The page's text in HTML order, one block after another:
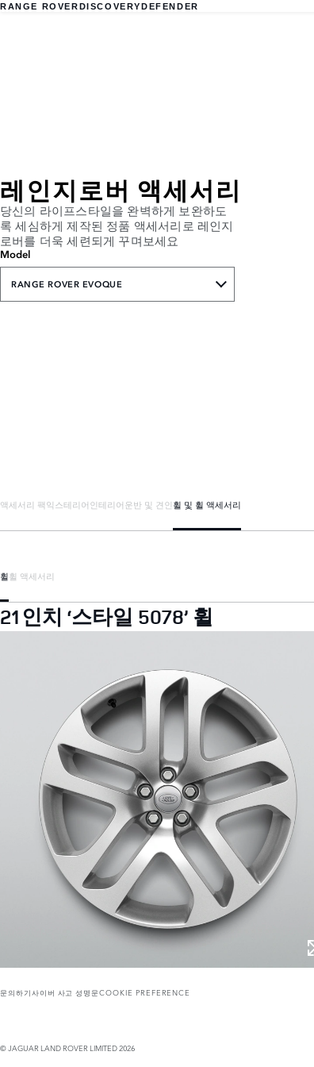
RANGE ROVERDISCOVERYDEFENDER
레인지로버 액세서리
당신의 라이프스타일을 완벽하게 보완하도
록 세심하게 제작된 정품 액세서리로 레인지
로버를 더욱 세련되게 꾸며보세요
Model
RANGE ROVER EVOQUE
액세서리 팩익스테리어인테리어운반 및 견인휠 및 휠 액세서리
휠휠 액세서리
21인치 ‘스타일 5078’ 휠
문의하기 사이버 사고 성명문COOKIE PREFERENCE
© JAGUAR LAND ROVER LIMITED 2026